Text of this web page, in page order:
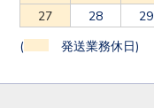
27
28 29
( 発送業務休日)